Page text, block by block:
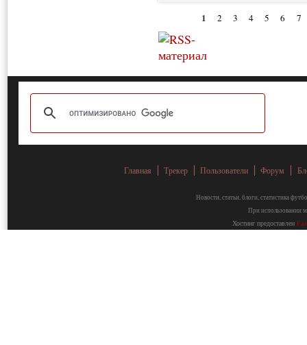
1 2 3 4 5 6 7
Главная Трекер Пользователи Форум
Новости, статьи, блоги, статистика
При использовании
Хостинг предоставлен